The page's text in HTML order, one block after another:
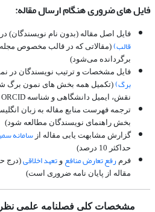
فایل های ضروری هنگام ارسال مقاله:
فایل اصل مقاله (بدون نام
قالب) (مقالاتی که در قالب مخصوص
برگردانده می‌شود)
فایل مشخصات و ترتیب نویسندگان
برگ) (تکمیل همه بخش های نمون برگ
نقش، ایمیل دانشگاهی و شناسه ORCID ضروری است)
ترجمه فهرست منابع مقاله به زبان
بخش راهنمای نویسندگان مطالعه شود)
گزارش مشابهت یابی مقاله از سامانه
حداکثر 10 درصد)
فرم رفع تعارض منافع و تعهد اخلاقی (درج
مقاله از پایان نامه ضروری است)
مشخصات کلی فصلنامه علمی